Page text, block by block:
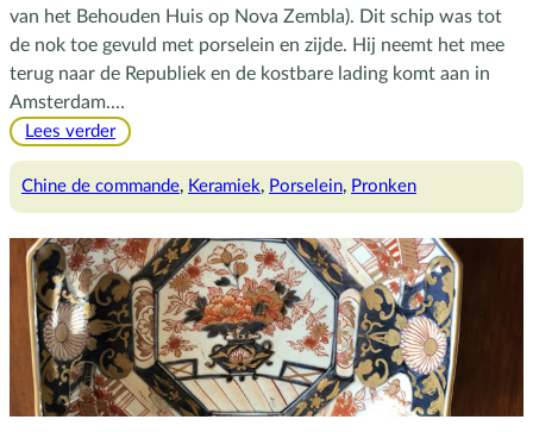
van het Behouden Huis op Nova Zembla). Dit schip was tot
de nok toe gevuld met porselein en zijde. Hij neemt het mee
terug naar de Republiek en de kostbare lading komt aan in
Amsterdam.…
Lees verder:
porselein
interieur
Chine de commande, Keramiek, Porselein, Pronken